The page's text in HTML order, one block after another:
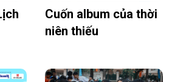
Cuốn album của thời
niên thiếu